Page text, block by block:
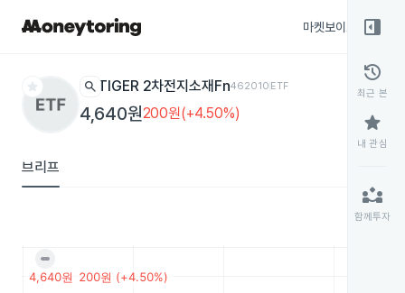
마켓보이스
star search TIGER 2차전지소재Fn462010ETF
4,640원200원(+4.50%)
브리프
right_panel_open
history
최근 본
star
내 관심
partner_exchange
함께투자